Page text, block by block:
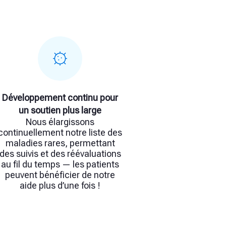
Développement continu pour
un soutien plus large
Nous élargissons
notre liste des
maladies rares, permettant
suivis et des réévaluations
au fil du temps — les patients
peuvent bénéficier de notre
aide plus d’une fois !